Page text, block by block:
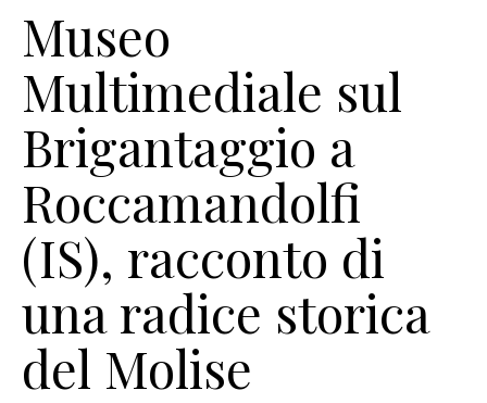
Museo
Multimediale sul
Brigantaggio a
Roccamandolfi
(IS), racconto di
una radice storica
del Molise